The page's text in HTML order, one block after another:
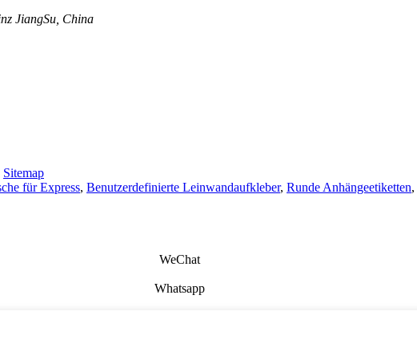
JiangSu, China
Sitemap
für Express, Benutzerdefinierte Leinwandaufkleber, Runde Anhängeetiketten,
WeChat
Whatsapp